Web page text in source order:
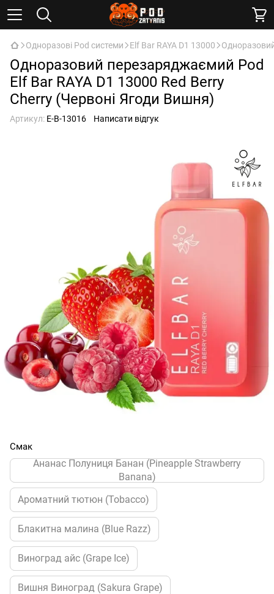
Одноразові Pod системи Elf Bar RAYA D1 13000
Одноразовий перезаряджаємий Pod
Elf Bar RAYA D1 13000 Red Berry
Cherry (Червоні Ягоди Вишня)
Артикул: E-B-13016 Написати відгук
Смак
Ананас Полуниця Банан (Pineapple Strawberry
Banana)
Ароматний тютюн (Tobacco)
Блакитна малина (Blue Razz)
Виноград айс (Grape Ice)
Вишня Виноград (Sakura Grape)